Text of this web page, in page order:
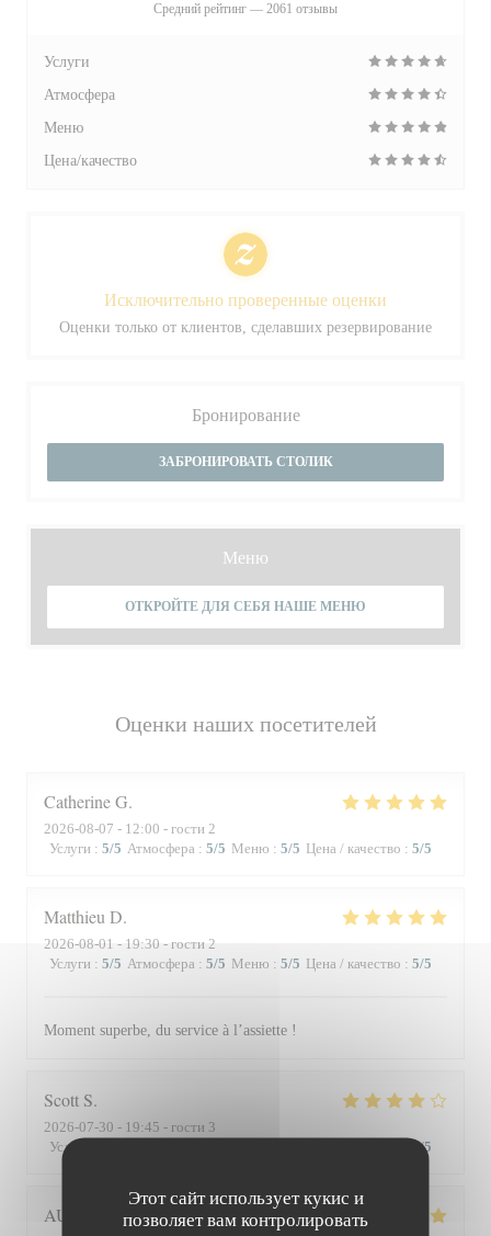
Этот сайт использует кукис и
позволяет вам контролировать
Оценки наших посетителей
CatherineG
2026-08-07 - 12:00 - гости 2
Услуги : 5/5 Атмосфера : 5/5 Меню : 5/5 Цена / качество : 5/5
Matthieu D
2026-08-01 - 19:30 - гости 2
Услуги : 5/5 Атмосфера : 5/5 Меню : 5/5 Цена / качество : 5/5
Moment superbe, du service à l’assiette !
Scott S
2026-07-30 - 19:45 - гости 3
Услуги
3/5
AUDE
Средний рейтинг — 2061 отзывы
Услуги
Атмосфера
Меню
Цена/качество
Исключительно проверенные оценки
Оценки только от клиентов, сделавших резервирование
Бронирование
ЗАБРОНИРОВАТЬ СТОЛИК
Меню
ОТКРОЙТЕ ДЛЯ СЕБЯ НАШЕ МЕНЮ